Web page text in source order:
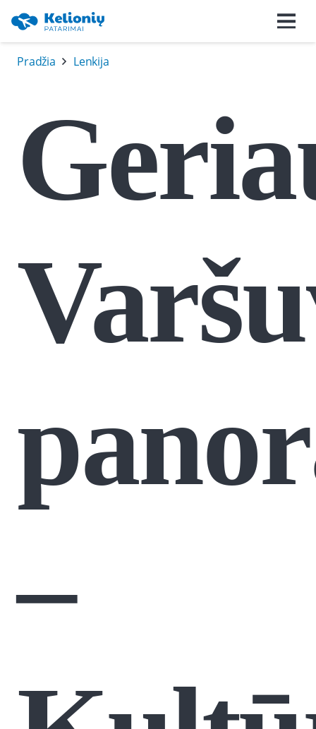
Pradžia Lenkija
–